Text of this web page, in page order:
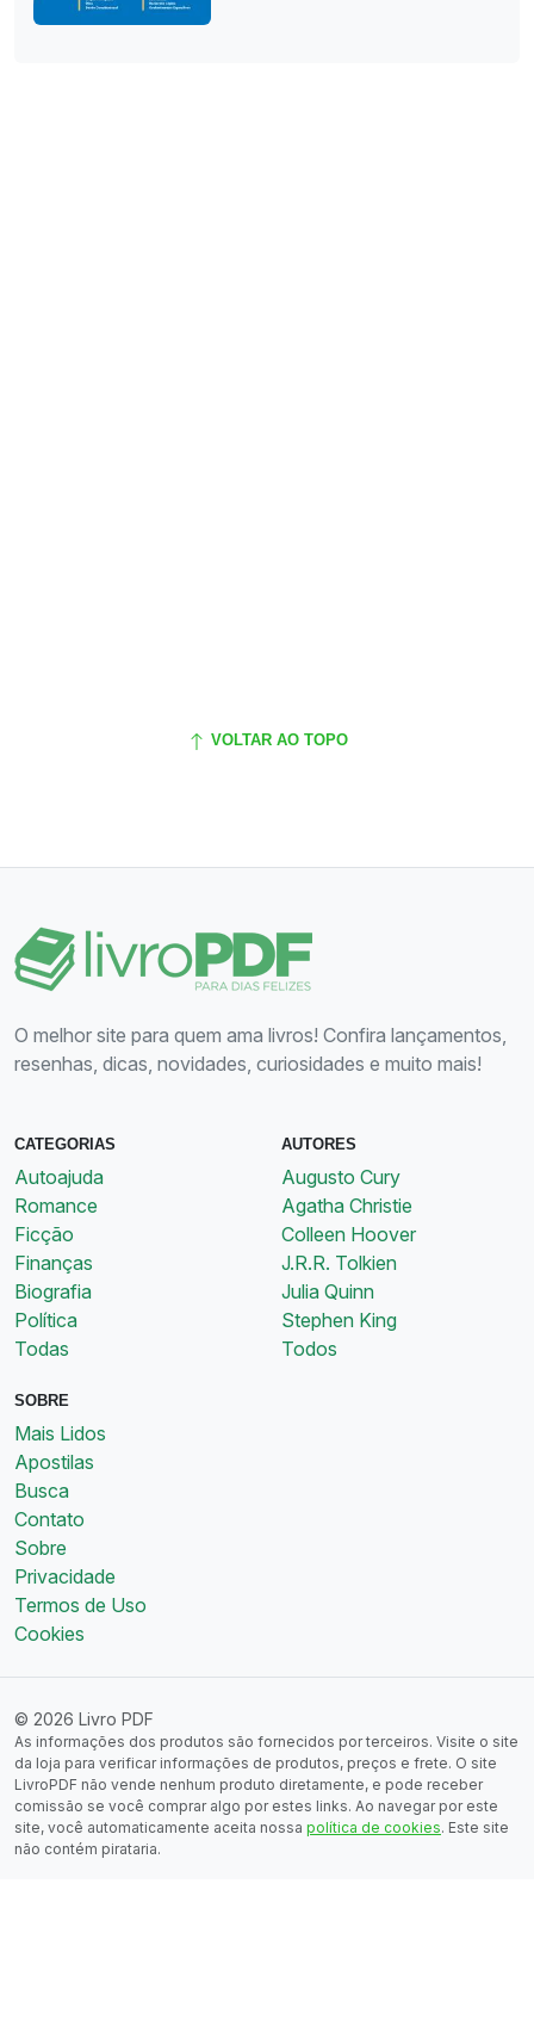
VOLTAR AO TOPO
O melhor site para quem ama livros! Confira lançamentos,
resenhas, dicas, novidades, curiosidades e muito mais!
CATEGORIAS
Autoajuda
Romance
Ficção
Finanças
Biografia
Política
Todas
AUTORES
Augusto Cury
Agatha Christie
Colleen Hoover
J.R.R. Tolkien
Julia Quinn
Stephen King
Todos
SOBRE
Mais Lidos
Apostilas
Busca
Contato
Sobre
Privacidade
Termos de Uso
Cookies
© 2026 Livro PDF
As informações dos produtos são fornecidos por terceiros. Visite o site
da loja para verificar informações de produtos, preços e frete. O site
LivroPDF não vende nenhum produto diretamente, e pode receber
comissão se você comprar algo por estes links. Ao navegar por este
site, você automaticamente aceita nossa política de cookies. Este site
não contém pirataria.